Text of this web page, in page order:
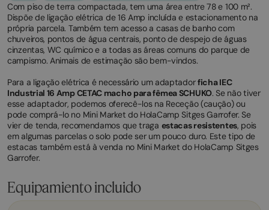
Com piso de terra compactada, tem uma área entre 78 e 100 m².
Dispõe de ligação elétrica de 16 Amp incluída e estacionamento na
própria parcela. Também tem acesso a casas de banho com
chuveiros, pontos de água centrais, ponto de despejo de águas
cinzentas, WC químico e a todas as áreas comuns do parque de
campismo. Animais de estimação são bem-vindos.
Para a ligação elétrica é necessário um adaptadorficha IEC
Industrial 16 Amp CETAC macho para fêmea SCHUKO. Se não tiver
esse adaptador, podemos oferecê-los na Receção (caução) ou
pode comprá-lo no Mini Market do HolaCamp Sitges Garrofer. Se
vier de tenda, recomendamos que traga estacas resistentes, pois
em algumas parcelas o solo pode ser um pouco duro. Este tipo de
estacas também está à venda no Mini Market do HolaCamp Sitges
Garrofer.
Equipamiento incluido